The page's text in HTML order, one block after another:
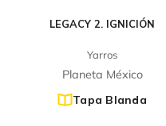
LEGACY 2. IGNICIÓN
Yarros
Planeta México
Tapa Blanda